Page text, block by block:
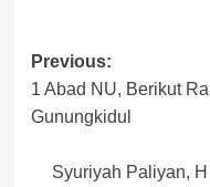
Post
navigation
Previous:
1 Abad NU, Berikut
Gunungkidul
Syuriyah Paliyan,